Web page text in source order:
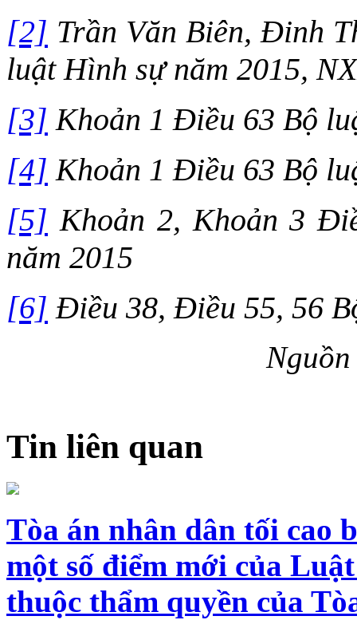
[2] Trần Văn Biên, Đinh
luật Hình sự năm 2015,
[3] Khoản 1 Điều 63 Bộ
[4] Khoản 1 Điều 63 Bộ
[5] Khoản 2, Khoản 3
năm 2015
[6] Điều 38, Điều 55, 56
Tin liên quan
Tòa án nhân dân tối cao
một số điểm mới của
thuộc thẩm quyền của